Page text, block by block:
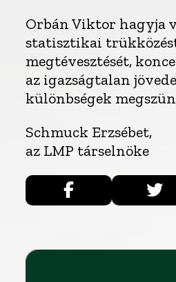
Orbán Viktor hagyja
statisztikai
megtévesztését,
az igazságtalan
különbségek
Schmuck Erzsébet,
az LMP társelnöke